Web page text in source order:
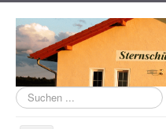
Suchen
...